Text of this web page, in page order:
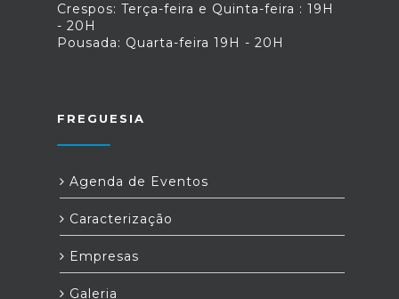
Crespos: Terça-feira e Quinta-feira : 19H
- 20H
Pousada: Quarta-feira 19H - 20H
FREGUESIA
Agenda de Eventos
Caracterização
Empresas
Galeria